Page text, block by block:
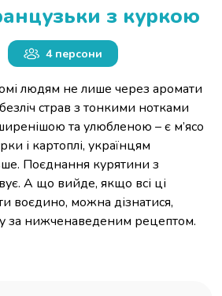
з куркою
4 персони
людям не лише через аромати
страв з тонкими нотками
та улюбленою – є м’ясо
і картоплі, українцям
Поєднання курятини з
А що вийде, якщо всі ці
воєдино, можна дізнатися,
за нижченаведеним рецептом.